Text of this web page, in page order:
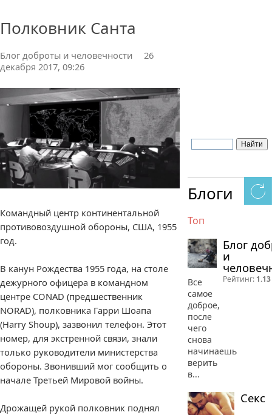
Полковник Санта
Блог доброты и человечности
26
декабря 2017, 09:26
Командный центр континентальной
противовоздушной обороны, США, 1955
год.
В канун Рождества 1955 года, на столе
дежурного офицера в командном
центре CONAD (предшественник
NORAD), полковника Гарри Шоапа
(Harry Shoup), зазвонил телефон. Этот
номер, для экстренной связи, знали
только руководители министерства
обороны. Звонивший мог сообщить о
начале Третьей Мировой войны.
Дрожащей рукой полковник поднял
Блоги
Топ
Блог
и
Все
самое
доброе,
после
чего
снова
начинаешь
верить
в...
Рейтинг: 1.13
Секс